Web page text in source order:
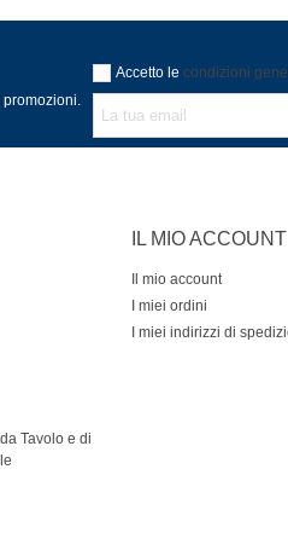
Accetto le condizioni
Tavolo e di
IL MIO ACCOUNT
Il mio account
I miei ordini
I miei indirizzi di